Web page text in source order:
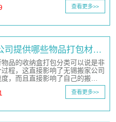
查看更多>>
司提供哪些物品打包材…
品的收纳盒打包分类可以说是非
程，这直接影响了无锡搬家公司
度，而且直接影响了自己的搬…
查看更多>>